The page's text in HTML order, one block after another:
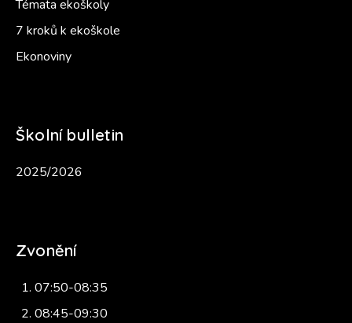
Témata ekoškoly
7 kroků k ekoškole
Ekonoviny
Školní bulletin
2025/2026
Zvonění
07:50-08:35
08:45-09:30